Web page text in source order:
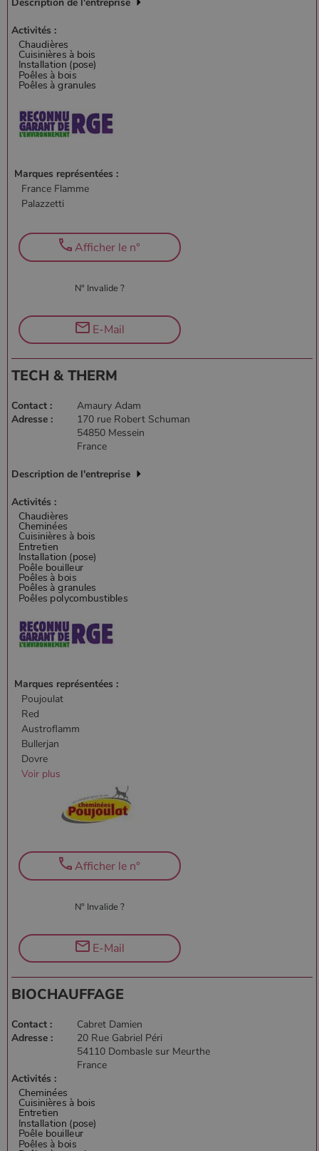
Activités :
Marques représentées :
France Flamme
Palazzetti
N° Invalide ?
Afficher le n°
E-Mail
TECH & THERM
Contact :
Amaury Adam
Adresse :
170 rue Robert Schuman
54850 Messein
France
Description de l'entreprise
Activités :
Marques représentées :
Poujoulat
Red
Austroflamm
Bullerjan
Dovre
Voir plus
N° Invalide ?
Afficher le n°
E-Mail
BIOCHAUFFAGE
Contact :
Cabret Damien
Adresse :
20 Rue Gabriel Péri
54110 Dombasle sur Meurthe
France
Activités :